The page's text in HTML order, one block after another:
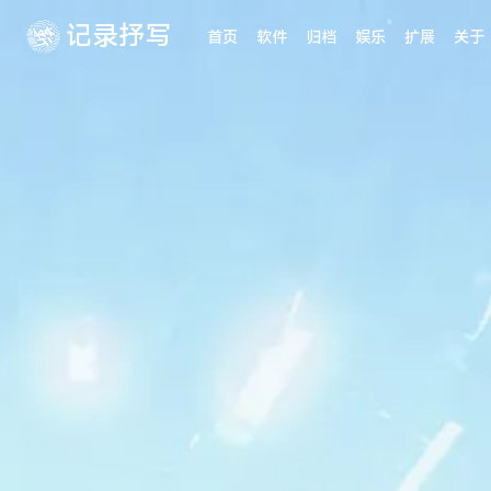
记录抒写 首页 软件 归档 娱乐 扩展 关于